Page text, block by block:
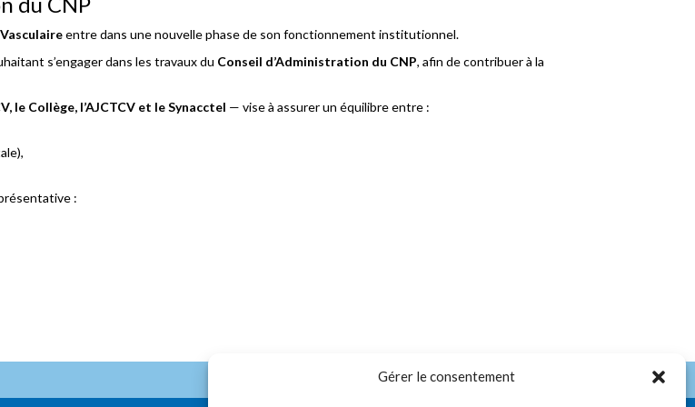
Gérer le consentement
entre dans une nouvelle phase de son fonctionnement institutionnel.
s’engager dans les travaux du Conseil d’Administration du CNP, afin de contribuer à la
le Collège, l’AJCTCV et le Synacctel — vise à assurer un équilibre entre :
: